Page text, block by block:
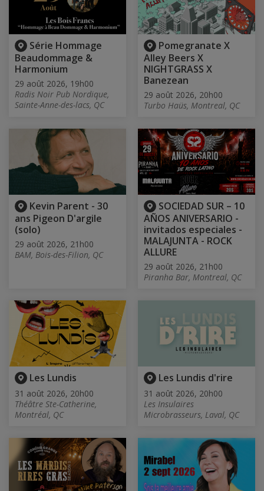
Série Hommage
Beaudommage &
Harmonium
29 août 2026, 19h00
Radis Noir Pub Nordique,
Sainte-Anne-des-lacs, QC
Pomegranate X
Alley Beers X
NIGHTGRASS X
Banezean
29 août 2026, 20h00
Turbo Haüs, Montreal, QC
Kevin Parent - 30
ans Pigeon D'argile
(solo)
29 août 2026, 21h00
BAM, Bois-des-Filion, QC
SOCIEDAD SUR – 10
AÑOS ANIVERSARIO -
invitados especiales -
MALAJUNTA - ROCK
ALLURE
29 août 2026, 21h00
Piranha Bar, Montreal, QC
Les Lundis
31 août 2026, 20h00
Théâtre Ste-Catherine,
Montréal, QC
Les Lundis d'rire
31 août 2026, 20h00
Les Insulaires
Microbrasseurs, Laval, QC